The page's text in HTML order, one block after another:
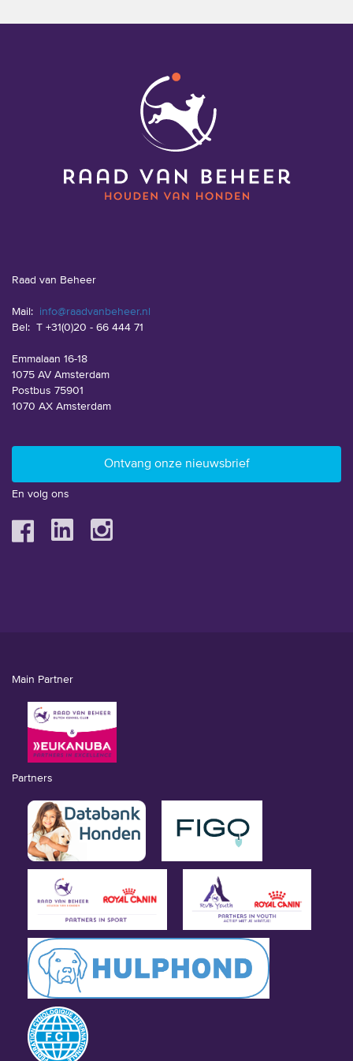
Raad van Beheer
Mail: info@raadvanbeheer.nl
Bel: T +31(0)20 - 66 444 71
Emmalaan 16-18
1075 AV Amsterdam
Postbus 75901
1070 AX Amsterdam
En volg ons
Main Partner
Partners